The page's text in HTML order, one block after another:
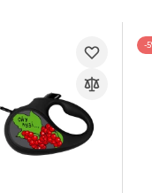
-